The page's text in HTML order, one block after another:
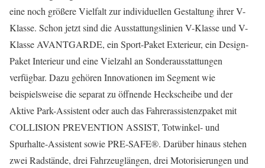
eine noch größere Vielfalt zur individuellen Gestaltung ihrer V-
Klasse. Schon jetzt sind die Ausstattungslinien V-Klasse und V-
Klasse AVANTGARDE, ein Sport-Paket Exterieur, ein Design-
Paket Interieur und eine Vielzahl an Sonderausstattungen
verfügbar. Dazu gehören Innovationen im Segment wie
beispielsweise die separat zu öffnende Heckscheibe und der
Aktive Park-Assistent oder auch das Fahrerassistenzpaket mit
COLLISION PREVENTION ASSIST, Totwinkel- und
Spurhalte-Assistent sowie PRE-SAFE®. Darüber hinaus stehen
zwei Radstände, drei Fahrzeuglängen, drei Motorisierungen und